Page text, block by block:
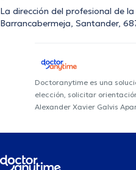
La dirección del profesional de
Barrancabermeja, Santander,
Doctoranytime es una
elección, solicitar
Alexander Xavier Galvis